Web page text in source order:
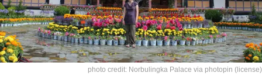
photo credit: Norbulingka Palace via photopin (license)